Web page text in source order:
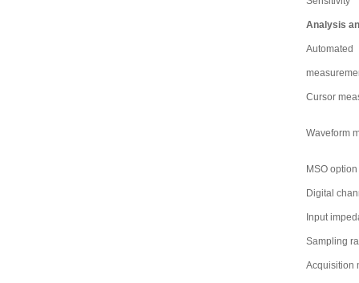
Analysis
Automated
Cursor
Waveform
MSO option
Digital
Input
Sampling
Acquisition